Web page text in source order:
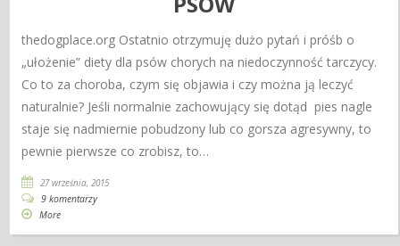
thedogplace.org Ostatnio otrzymuję dużo pytań i próśb o
„ułożenie” diety dla psów chorych na niedoczynność tarczycy.
Co to za choroba, czym się objawia i czy można ją leczyć
naturalnie? Jeśli normalnie zachowujący się dotąd pies nagle
staje się nadmiernie pobudzony lub co gorsza agresywny, to
pewnie pierwsze co zrobisz, to…
27 września, 2015
9 komentarzy
More